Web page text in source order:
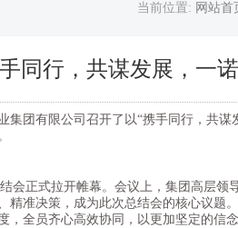
当前位置: 网站首
同行，共谋发展，一
团有限公司召开了以“携手同行，共谋
正式拉开帷幕。会议上，集团高层领
精准决策，成为此次总结会的核心议题
，全员齐心高效协同，以更加坚定的